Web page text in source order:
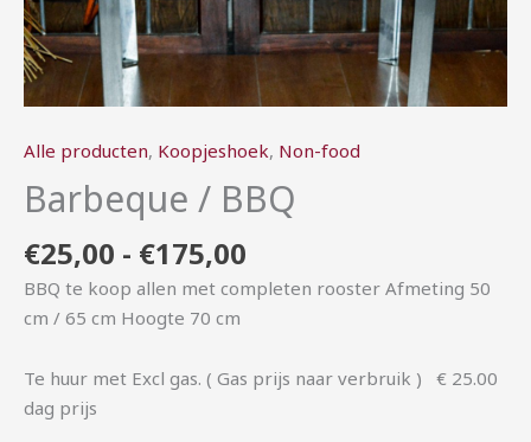
Alle producten, Koopjeshoek, Non-food
Barbeque / BBQ
€25,00 - €175,00
BBQ te koop allen met completen rooster Afmeting 50
cm / 65 cm Hoogte 70 cm
Te huur met Excl gas. ( Gas prijs naar verbruik ) € 25.00
dag prijs